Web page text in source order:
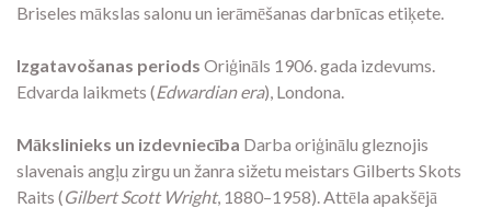
Briseles mākslas salonu un ierāmēšanas darbnīcas etiķete.
Izgatavošanas periods Oriģināls 1906. gada izdevums.
Edvarda laikmets (Edwardian era), Londona.
Mākslinieks un izdevniecība Darba oriģinālu gleznojis
slavenais angļu zirgu un žanra sižetu meistars Gilberts Skots
Raits (Gilbert Scott Wright, 1880–1958). Attēla apakšējā